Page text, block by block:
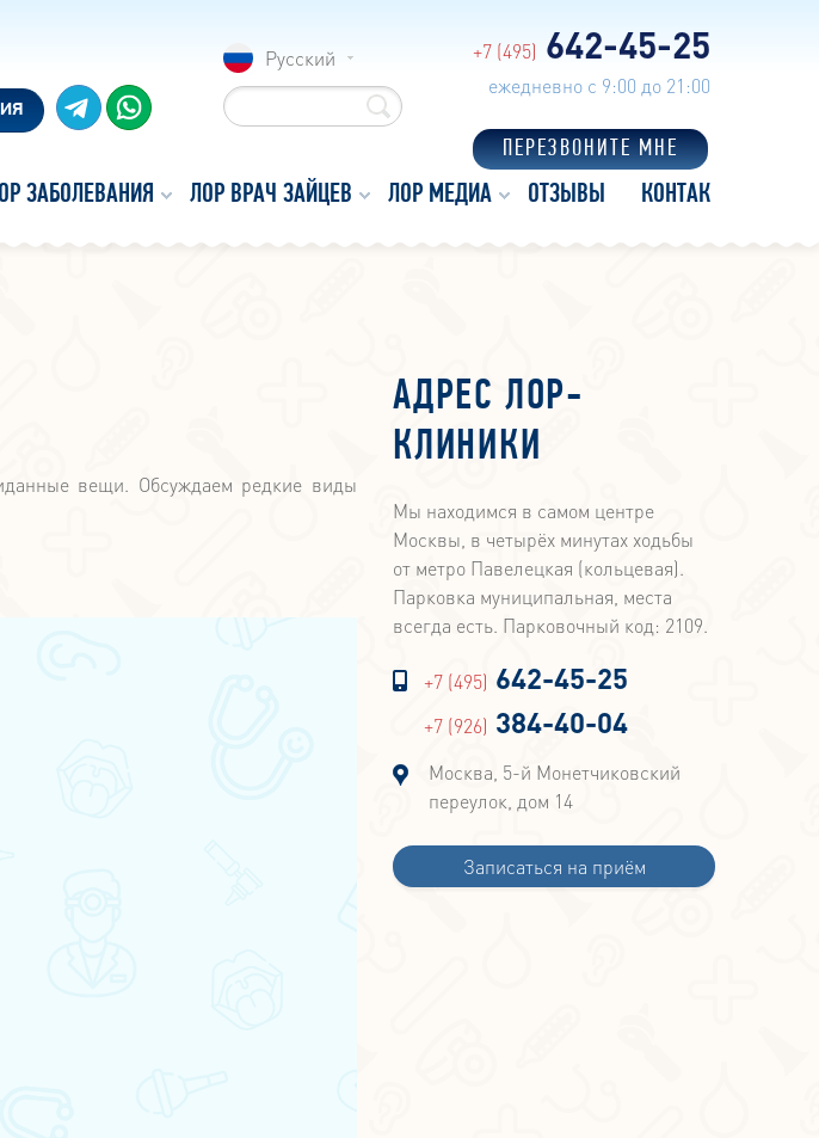
Русский +7 (495) 642-45-25
ежедневно с 9:00 до 21:00
ПЕРЕЗВОНИТЕ МНЕ
ЗАБОЛЕВАНИЯ ЛОР ВРАЧ ЗАЙЦЕВ ЛОР МЕДИА ОТЗЫВЫ КОНТАКТЫ
вещи. Обсуждаем редкие виды
АДРЕС ЛОР-
КЛИНИКИ
Мы находимся в самом центре
Москвы, в четырёх минутах ходьбы
от метро Павелецкая (кольцевая).
Парковка муниципальная, места
всегда есть. Парковочный код: 2109.
+7 (495) 642-45-25
+7 (926) 384-40-04
Москва, 5-й Монетчиковский
переулок, дом 14
Записаться на приём